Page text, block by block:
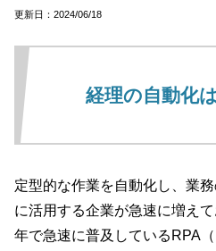
更新日：2024/06/18
経理の自動化
定型的な作業を自動化し、業
に活用する企業が急速に増え
年で急速に普及しているRPA